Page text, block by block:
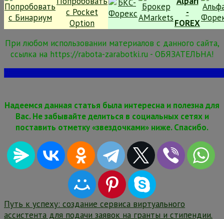
При любом использовании материалов с данного сайта,
ссылка на https://rabota-zarabotki.ru - ОБЯЗАТЕЛЬНА!
Надеемся данная статья была интересна и полезна для
Вас. Не забывайте делиться в социальных сетях и
поставить отметку «звездочками» ниже. Спасибо.
Навигация
Путь к успеху: создание сервиса виртуального
ассистента для подачи заявок на гранты и стипендии.